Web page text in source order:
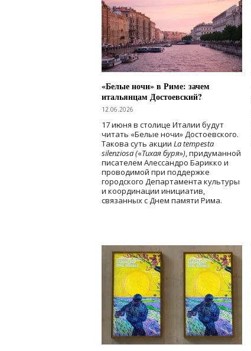
«Белые ночи» в Риме: зачем
итальянцам Достоевский?
12.06.2026
17 июня в столице Италии будут
читать «Белые ночи» Достоевского.
Такова суть акции La tempesta
silenziosa («Тихая буря»), придуманной
писателем Алессандро Барикко и
проводимой при поддержке
городского Департамента культуры
и координации инициатив,
связанных с Днем памяти Рима.